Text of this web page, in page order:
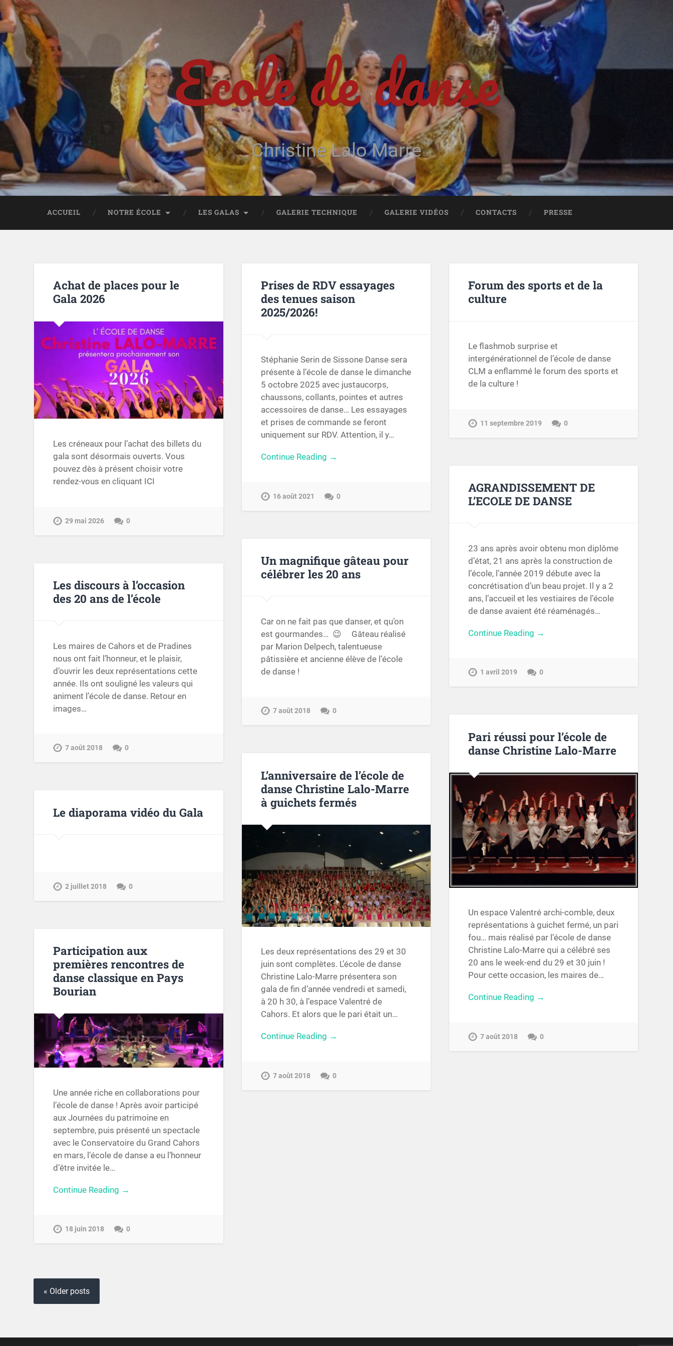
Ecole de danse
Christine Lalo Marre
ACCUEIL NOTRE ÉCOLE LES GALAS GALERIE TECHNIQUE GALERIE VIDÉOS CONTACTS PRESSE
Achat de places pour le
Gala 2026
Les créneaux pour l’achat des billets du
gala sont désormais ouverts. Vous
pouvez dès à présent choisir votre
rendez-vous en cliquant ICI
29 mai 2026 0
Prises de RDV essayages
des tenues saison
2025/2026!
Stéphanie Serin de Sissone Danse sera
présente à l’école de danse le dimanche
5 octobre 2025 avec justaucorps,
chaussons, collants, pointes et autres
accessoires de danse… Les essayages
et prises de commande se feront
uniquement sur RDV. Attention, il y…
Continue Reading →
16 août 2021 0
Forum des sports et de la
culture
Le flashmob surprise et
intergénérationnel de l’école de danse
CLM a enflammé le forum des sports et
de la culture !
11 septembre 2019 0
AGRANDISSEMENT DE
L’ECOLE DE DANSE
23 ans après avoir obtenu mon diplôme
d’état, 21 ans après la construction de
l’école, l’année 2019 débute avec la
concrétisation d’un beau projet. Il y a 2
ans, l’accueil et les vestiaires de l’école
de danse avaient été réaménagés…
Continue Reading →
1 avril 2019 0
Un magnifique gâteau pour
célébrer les 20 ans
Car on ne fait pas que danser, et qu’on
est gourmandes… 😉 Gâteau réalisé
par Marion Delpech, talentueuse
pâtissière et ancienne élève de l’école
de danse !
7 août 2018 0
Les discours à l’occasion
des 20 ans de l’école
Les maires de Cahors et de Pradines
nous ont fait l’honneur, et le plaisir,
d’ouvrir les deux représentations cette
année. Ils ont souligné les valeurs qui
animent l’école de danse. Retour en
images…
7 août 2018 0
Pari réussi pour l’école de
danse Christine Lalo-Marre
Un espace Valentré archi-comble, deux
représentations à guichet fermé, un pari
fou… mais réalisé par l’école de danse
Christine Lalo-Marre qui a célébré ses
20 ans le week-end du 29 et 30 juin !
Pour cette occasion, les maires de…
Continue Reading →
7 août 2018 0
L’anniversaire de l’école de
danse Christine Lalo-Marre
à guichets fermés
Les deux représentations des 29 et 30
juin sont complètes. L’école de danse
Christine Lalo-Marre présentera son
gala de fin d’année vendredi et samedi,
à 20 h 30, à l’espace Valentré de
Cahors. Et alors que le pari était un…
Continue Reading →
7 août 2018 0
Le diaporama vidéo du Gala
2 juillet 2018 0
Participation aux
premières rencontres de
danse classique en Pays
Bourian
Une année riche en collaborations pour
l’école de danse ! Après avoir participé
aux Journées du patrimoine en
septembre, puis présenté un spectacle
avec le Conservatoire du Grand Cahors
en mars, l’école de danse a eu l’honneur
d’être invitée le…
Continue Reading →
18 juin 2018 0
« Older posts